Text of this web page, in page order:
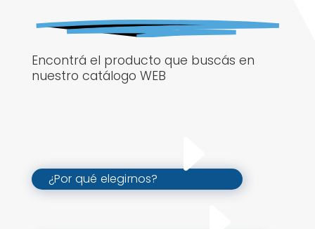
Encontrá el producto que buscás en
nuestro catálogo WEB
¿Por qué elegirnos?